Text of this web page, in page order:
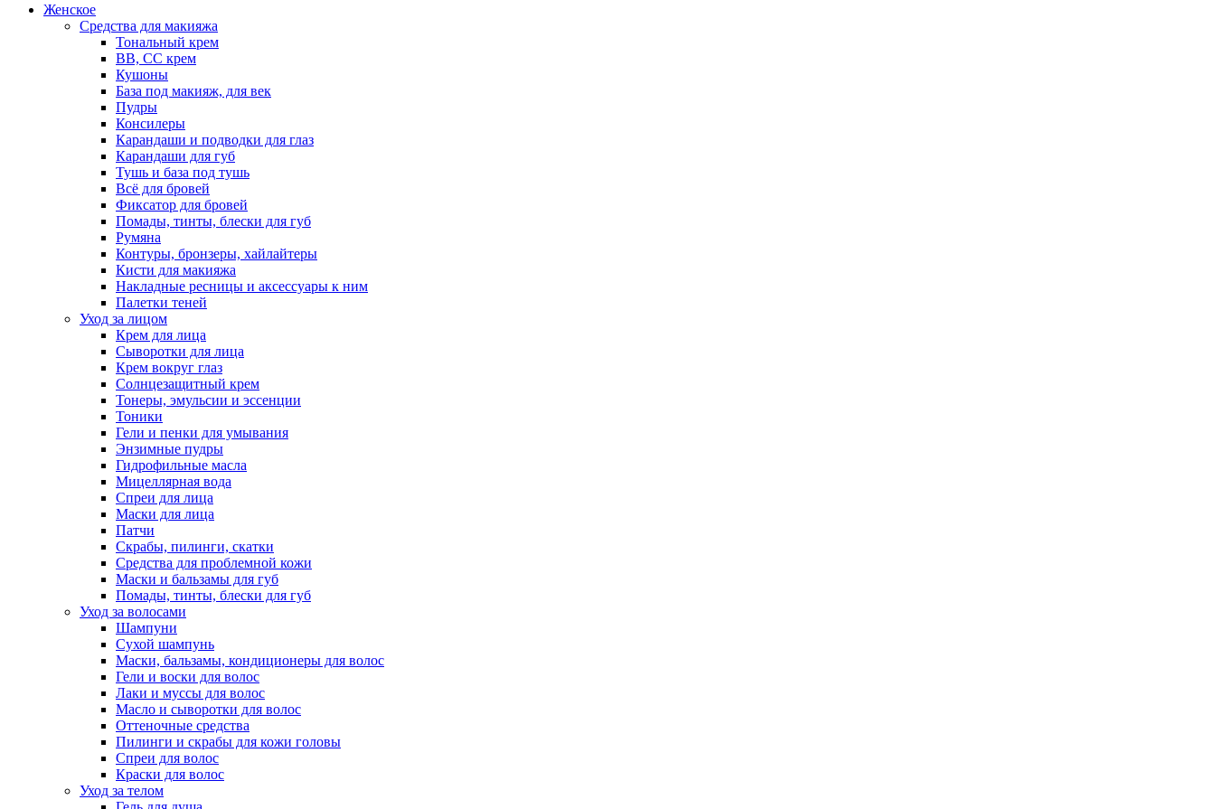
Женское
Средства для макияжа
Тональный крем
BB, CC крем
Кушоны
База под макияж, для век
Пудры
Консилеры
Карандаши и подводки для глаз
Карандаши для губ
Тушь и база под тушь
Всё для бровей
Фиксатор для бровей
Помады, тинты, блески для губ
Румяна
Контуры, бронзеры, хайлайтеры
Кисти для макияжа
Накладные ресницы и аксессуары к ним
Палетки теней
Уход за лицом
Крем для лица
Сыворотки для лица
Крем вокруг глаз
Солнцезащитный крем
Тонеры, эмульсии и эссенции
Тоники
Гели и пенки для умывания
Энзимные пудры
Гидрофильные масла
Мицеллярная вода
Спреи для лица
Маски для лица
Патчи
Скрабы, пилинги, скатки
Средства для проблемной кожи
Маски и бальзамы для губ
Помады, тинты, блески для губ
Уход за волосами
Шампуни
Сухой шампунь
Маски, бальзамы, кондиционеры для волос
Гели и воски для волос
Лаки и муссы для волос
Масло и сыворотки для волос
Оттеночные средства
Пилинги и скрабы для кожи головы
Спреи для волос
Краски для волос
Уход за телом